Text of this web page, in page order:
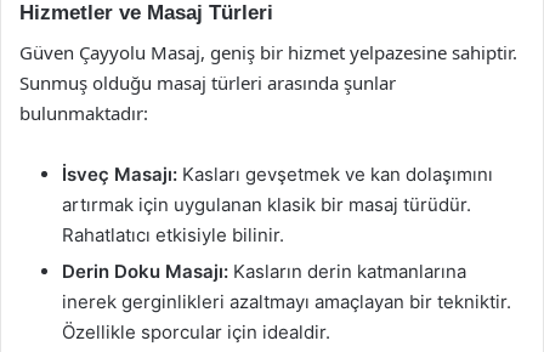
Hizmetler ve Masaj Türleri
Güven Çayyolu Masaj, geniş bir hizmet yelpazesine sahiptir.
Sunmuş olduğu masaj türleri arasında şunlar
bulunmaktadır:
İsveç Masajı: Kasları gevşetmek ve kan dolaşımını
artırmak için uygulanan klasik bir masaj türüdür.
Rahatlatıcı etkisiyle bilinir.
Derin Doku Masajı: Kasların derin katmanlarına
inerek gerginlikleri azaltmayı amaçlayan bir tekniktir.
Özellikle sporcular için idealdir.